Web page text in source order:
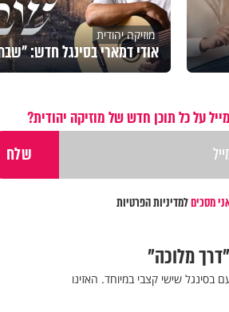
מוזיקה יהודית
אודי דמארי בסינגל חדש:
על כל תוכן חדש של מוזיקה יהודית?
מסכיםלמדיניות הפרטיות
מלוכה"
שישי קצבי במיוחד. האזינו